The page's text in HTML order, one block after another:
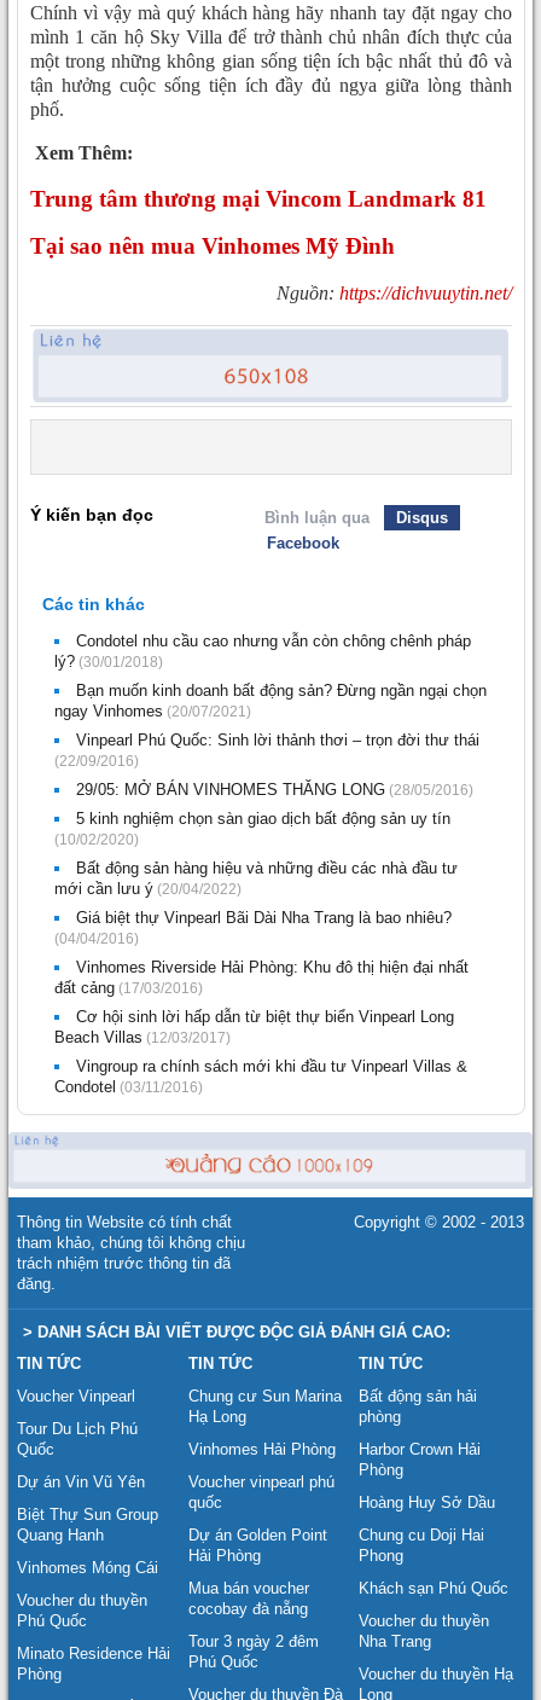
Chính vì vậy mà quý khách hàng hãy nhanh tay đặt ngay cho
mình 1 căn hộ Sky Villa để trở thành chủ nhân đích thực của
một trong những không gian sống tiện ích bậc nhất thủ đô và
tận hưởng cuộc sống tiện ích đầy đủ ngya giữa lòng thành
phố.
Xem Thêm:
Trung tâm thương mại Vincom Landmark 81
Tại sao nên mua Vinhomes Mỹ Đình
Nguồn: https://dichvuuytin.net/
Ý kiến bạn đọc Bình luận qua
Disqus
Facebook
Các tin khác
Condotel nhu cầu cao nhưng vẫn còn chông chênh pháp
lý? (30/01/2018)
Bạn muốn kinh doanh bất động sản? Đừng ngần ngại chọn
ngay Vinhomes (20/07/2021)
Vinpearl Phú Quốc: Sinh lời thảnh thơi – trọn đời thư thái
(22/09/2016)
29/05: MỞ BÁN VINHOMES THĂNG LONG (28/05/2016)
5 kinh nghiệm chọn sàn giao dịch bất động sản uy tín
(10/02/2020)
Bất động sản hàng hiệu và những điều các nhà đầu tư
mới cần lưu ý (20/04/2022)
Giá biệt thự Vinpearl Bãi Dài Nha Trang là bao nhiêu?
(04/04/2016)
Vinhomes Riverside Hải Phòng: Khu đô thị hiện đại nhất
đất cảng (17/03/2016)
Cơ hội sinh lời hấp dẫn từ biệt thự biển Vinpearl Long
Beach Villas (12/03/2017)
Vingroup ra chính sách mới khi đầu tư Vinpearl Villas &
Condotel (03/11/2016)
Thông tin Website có tính chất
tham khảo, chúng tôi không chịu
trách nhiệm trước thông tin đã
đăng.
Copyright © 2002 - 2013
> DANH SÁCH BÀI VIẾT ĐƯỢC ĐỘC GIẢ ĐÁNH GIÁ CAO:
TIN TỨC
Voucher Vinpearl
Tour Du Lịch Phú
Quốc
Dự án Vin Vũ Yên
Biệt Thự Sun Group
Quang Hanh
Vinhomes Móng Cái
Voucher du thuyền
Phú Quốc
Minato Residence Hải
Phòng
TIN TỨC
Chung cư Sun Marina
Hạ Long
Vinhomes Hải Phòng
Voucher vinpearl phú
quốc
Dự án Golden Point
Hải Phòng
Mua bán voucher
cocobay đà nẵng
Tour 3 ngày 2 đêm
Phú Quốc
Voucher du thuyền Đà
TIN TỨC
Bất động sản hải
phòng
Harbor Crown Hải
Phòng
Hoàng Huy Sở Dầu
Chung cu Doji Hai
Phong
Khách sạn Phú Quốc
Voucher du thuyền
Nha Trang
Voucher du thuyền Hạ
Long